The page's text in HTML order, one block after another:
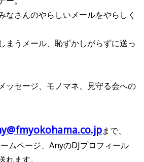
なさんのやらしいメールをやらしく
まうメール、恥ずかしがらずに送っ
セージ、モノマネ、見守る会への
まで、
ムページ、AnyのDJプロフィール
ます。